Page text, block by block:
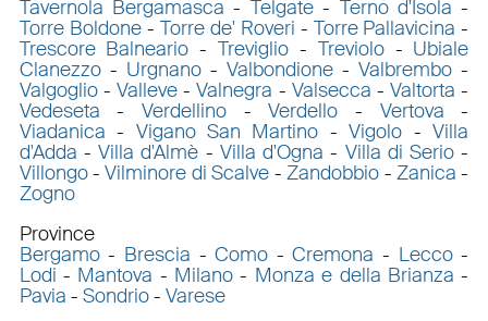
Tavernola Bergamasca - Telgate- Terno d'Isola -
Torre Boldone- Torre de' Roveri - Torre Pallavicina -
Trescore Balneario -Treviglio - Treviolo- Ubiale
Clanezzo- Urgnano-Valbondione -Valbrembo -
Valgoglio- Valleve-Valnegra - Valsecca -Valtorta -
Vedeseta - Verdellino-Verdello - Vertova -
Viadanica - Vigano San Martino -Vigolo -Villa
d'Adda -Villa d'Almè - Villa d'Ogna - Villa di Serio -
Villongo-Vilminore di Scalve -Zandobbio -Zanica -
Zogno
Province
Bergamo- Brescia -Como -Cremona - Lecco-
Lodi - Mantova - Milano - Monza e della Brianza -
Pavia - Sondrio- Varese